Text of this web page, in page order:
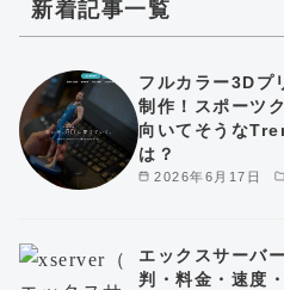
新着記事一覧
2026年6月17日
フルカラー3Dプ
制作！スポーツ
向いてそうな
は？
エックスサーバ
判・料金・速度